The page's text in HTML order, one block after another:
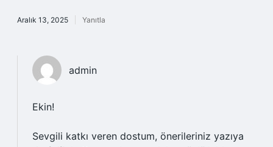
Aralık 13, 2025 Yanıtla
admin
Ekin!
Sevgili katkı veren dostum, önerileriniz yazıya